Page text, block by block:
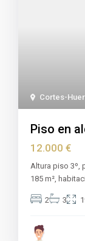
Cortes-
Piso en
12.000 €
Altura piso 3º,
185 m²,
2 3